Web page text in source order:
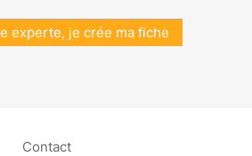
experte, je crée ma fiche
Contact